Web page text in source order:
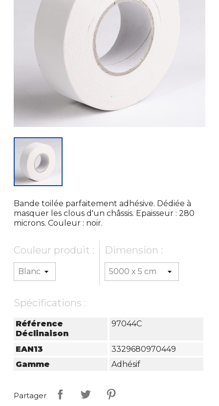
Bande toilée parfaitement adhésive. Dédiée à
masquer les clous d'un châssis. Epaisseur : 280
microns. Couleur : noir.
Couleur produit : Dimension :
Spécifications :
Référence
Déclinaison
97044C
EAN13
3329680970449
Gamme
Adhésif
Partager